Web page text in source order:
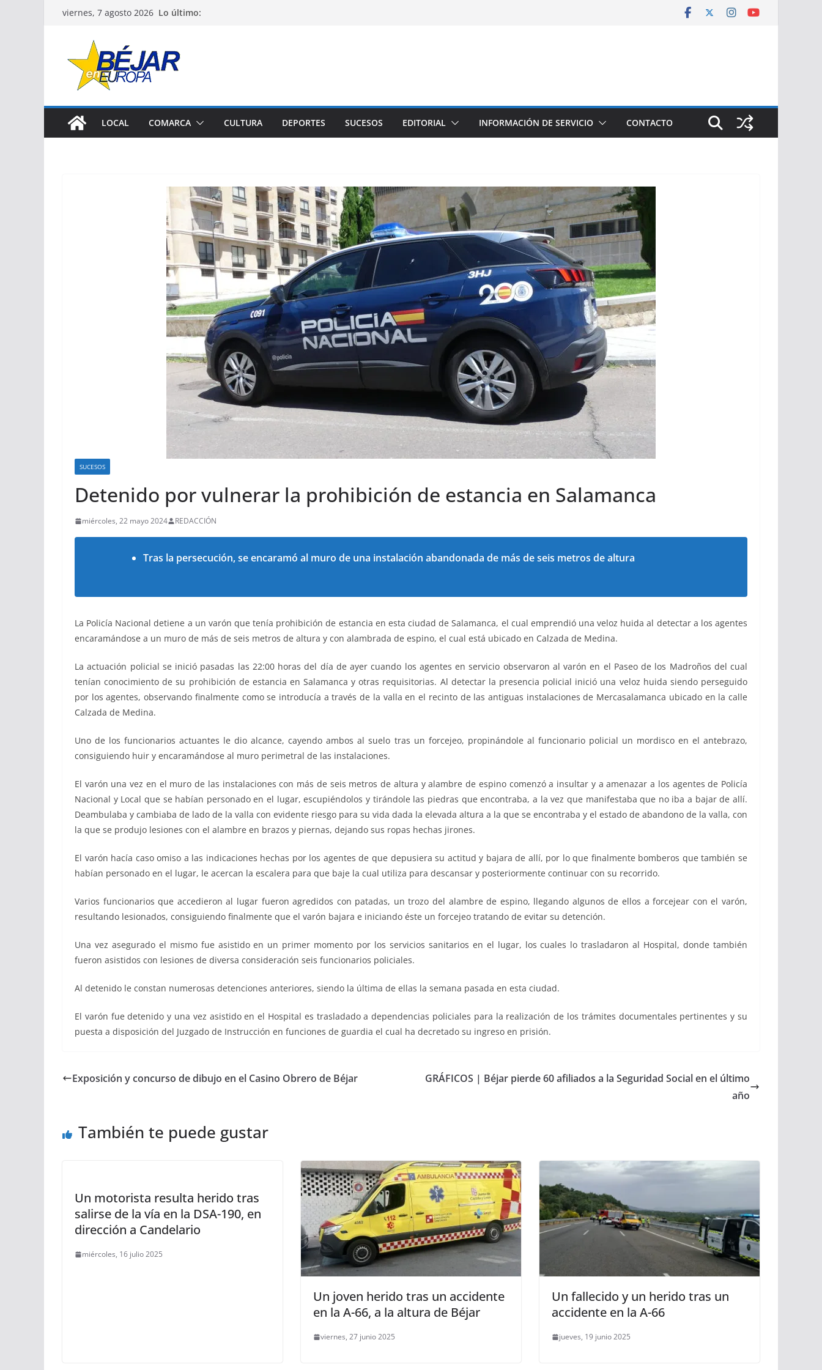
Saltarviernes, 7 agosto 2026 Lo último:
LOCAL COMARCA CULTURA DEPORTES SUCESOS EDITORIAL INFORMACIÓN DE SERVICIO CONTACTO
SUCESOS
Detenido por vulnerar la prohibición de estancia en Salamanca
miércoles, 22 mayo 2024 REDACCIÓN
Tras la persecución, se encaramó al muro de una instalación abandonada de más de seis metros de altura
La Policía Nacional detiene a un varón que tenía prohibición de estancia en esta ciudad de Salamanca, el cual emprendió una veloz huida al detectar a los agentes
encaramándose a un muro de más de seis metros de altura y con alambrada de espino, el cual está ubicado en Calzada de Medina.
La actuación policial se inició pasadas las 22:00 horas del día de ayer cuando los agentes en servicio observaron al varón en el Paseo de los Madroños del cual
tenían conocimiento de su prohibición de estancia en Salamanca y otras requisitorias. Al detectar la presencia policial inició una veloz huida siendo perseguido
por los agentes, observando finalmente como se introducía a través de la valla en el recinto de las antiguas instalaciones de Mercasalamanca ubicado en la calle
Calzada de Medina.
Uno de los funcionarios actuantes le dio alcance, cayendo ambos al suelo tras un forcejeo, propinándole al funcionario policial un mordisco en el antebrazo,
consiguiendo huir y encaramándose al muro perimetral de las instalaciones.
El varón una vez en el muro de las instalaciones con más de seis metros de altura y alambre de espino comenzó a insultar y a amenazar a los agentes de Policía
Nacional y Local que se habían personado en el lugar, escupiéndolos y tirándole las piedras que encontraba, a la vez que manifestaba que no iba a bajar de allí.
Deambulaba y cambiaba de lado de la valla con evidente riesgo para su vida dada la elevada altura a la que se encontraba y el estado de abandono de la valla, con
la que se produjo lesiones con el alambre en brazos y piernas, dejando sus ropas hechas jirones.
El varón hacía caso omiso a las indicaciones hechas por los agentes de que depusiera su actitud y bajara de allí, por lo que finalmente bomberos que también se
habían personado en el lugar, le acercan la escalera para que baje la cual utiliza para descansar y posteriormente continuar con su recorrido.
Varios funcionarios que accedieron al lugar fueron agredidos con patadas, un trozo del alambre de espino, llegando algunos de ellos a forcejear con el varón,
resultando lesionados, consiguiendo finalmente que el varón bajara e iniciando éste un forcejeo tratando de evitar su detención.
Una vez asegurado el mismo fue asistido en un primer momento por los servicios sanitarios en el lugar, los cuales lo trasladaron al Hospital, donde también
fueron asistidos con lesiones de diversa consideración seis funcionarios policiales.
Al detenido le constan numerosas detenciones anteriores, siendo la última de ellas la semana pasada en esta ciudad.
El varón fue detenido y una vez asistido en el Hospital es trasladado a dependencias policiales para la realización de los trámites documentales pertinentes y su
puesta a disposición del Juzgado de Instrucción en funciones de guardia el cual ha decretado su ingreso en prisión.
Exposición y concurso de dibujo en el Casino Obrero de Béjar
GRÁFICOS | Béjar pierde 60 afiliados a la Seguridad Social en el último
año
También te puede gustar
Un motorista resulta herido tras
salirse de la vía en la DSA-190, en
dirección a Candelario
miércoles, 16 julio 2025
Un joven herido tras un accidente
en la A-66, a la altura de Béjar
viernes, 27 junio 2025
Un fallecido y un herido tras un
accidente en la A-66
jueves, 19 junio 2025